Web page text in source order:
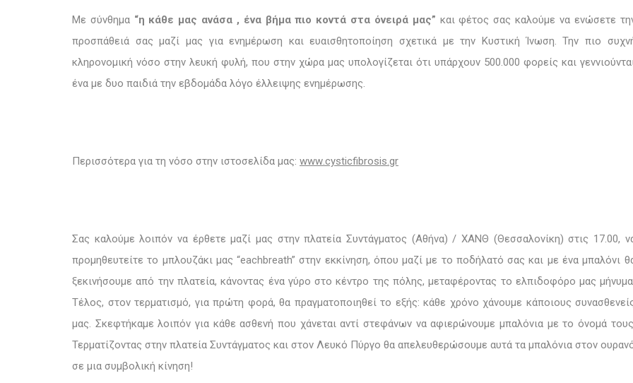
Με σύνθημα “η κάθε μας ανάσα , ένα βήμα πιο κοντά στα όνειρά μας” και φέτος σας καλούμε να ενώσετε
προσπάθειά σας μαζί μας για ενημέρωση και ευαισθητοποίηση σχετικά με την Κυστική Ίνωση. Την πιο
κληρονομική νόσο στην λευκή φυλή, που στην χώρα μας υπολογίζεται ότι υπάρχουν 500.000 φορείς και
ένα με δυο παιδιά την εβδομάδα λόγο έλλειψης ενημέρωσης.
Περισσότερα για τη νόσο στην ιστοσελίδα μας: www.cysticfibrosis.gr
Σας καλούμε λοιπόν να έρθετε μαζί μας στην πλατεία Συντάγματος (Αθήνα) / ΧΑΝΘ (Θεσσαλονίκη) στις 17.00,
προμηθευτείτε το μπλουζάκι μας “eachbreath” στην εκκίνηση, όπου μαζί με το ποδήλατό σας και με ένα μπαλόνι
ξεκινήσουμε από την πλατεία, κάνοντας ένα γύρο στο κέντρο της πόλης, μεταφέροντας το ελπιδοφόρο μας
Τέλος, στον τερματισμό, για πρώτη φορά, θα πραγματοποιηθεί το εξής: κάθε χρόνο χάνουμε κάποιους
μας. Σκεφτήκαμε λοιπόν για κάθε ασθενή που χάνεται αντί στεφάνων να αφιερώνουμε μπαλόνια με το όνομά
Τερματίζοντας στην πλατεία Συντάγματος και στον Λευκό Πύργο θα απελευθερώσουμε αυτά τα μπαλόνια στον
σε μια συμβολική κίνηση!